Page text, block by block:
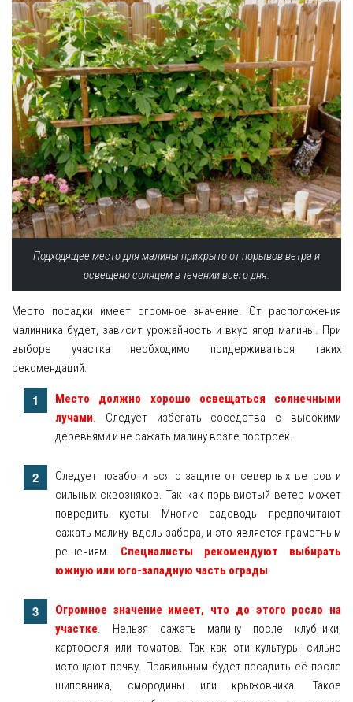
Подходящее место для малины прикрыто от порывов ветра и
освещено солнцем в течении всего дня.
Место посадки имеет огромное значение. От расположения
малинника будет, зависит урожайность и вкус ягод малины. При
выборе участка необходимо придерживаться таких
рекомендаций:
Место должно хорошо освещаться солнечными
лучами. Следует избегать соседства с высокими
деревьями и не сажать малину возле построек.
Следует позаботиться о защите от северных ветров и
сильных сквозняков. Так как порывистый ветер может
повредить кусты. Многие садоводы предпочитают
сажать малину вдоль забора, и это является грамотным
решениям. Специалисты рекомендуют выбирать
южную или юго-западную часть ограды.
Огромное значение имеет, что до этого росло на
участке. Нельзя сажать малину после клубники,
картофеля или томатов. Так как эти культуры сильно
истощают почву. Правильным будет посадить её после
шиповника, смородины или крыжовника. Такое